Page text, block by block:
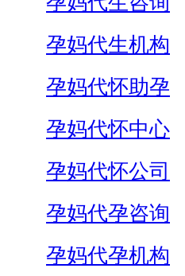
孕妈代生机构
孕妈代怀助孕
孕妈代怀中心
孕妈代怀公司
孕妈代孕咨询
孕妈代孕机构